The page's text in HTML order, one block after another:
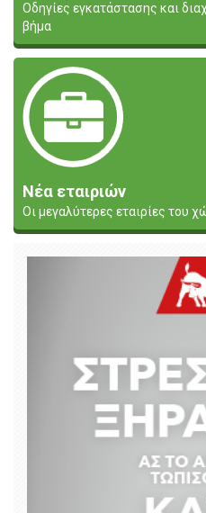
Οδηγίες εγκατάστασης και
βήμα
Νέα εταιριών
Οι μεγαλύτερες εταιρίες του